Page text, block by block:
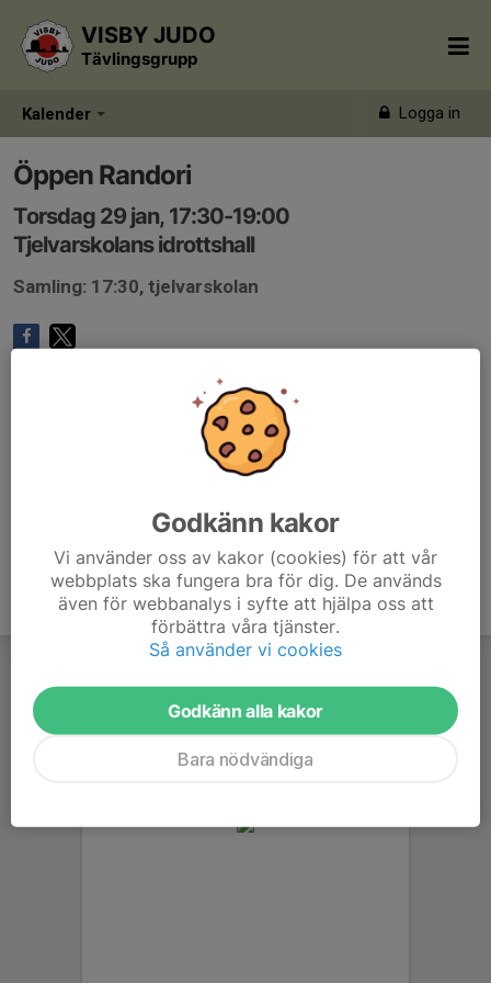
Kalender Logga in
VISBY JUDO
Tävlingsgrupp
Öppen Randori
Torsdag 29 jan, 17:30-19:00
Tjelvarskolans idrottshall
Samling: 17:30, tjelvarskolan
Godkänn kakor
Vi använder oss av kakor (cookies) för att vår
webbplats ska fungera bra för dig. De används
även för webbanalys i syfte att hjälpa oss att
förbättra våra tjänster.
Så använder vi cookies
Godkänn alla kakor
Bara nödvändiga